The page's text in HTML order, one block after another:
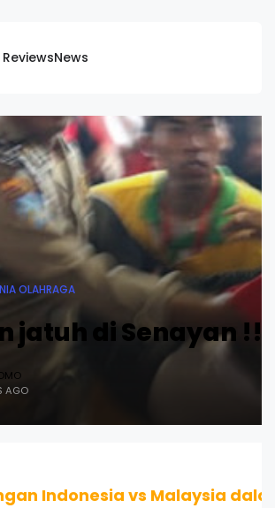
ReviewsNews
OLAHRAGA
jatuh di Senayan !!
AGO
Indonesia vs Malaysia